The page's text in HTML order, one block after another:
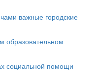
важные городские
образовательном
социальной помощи